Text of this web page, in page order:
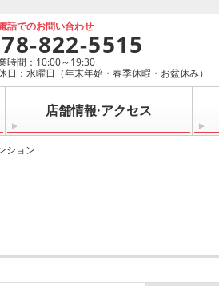
話でのお問い合わせ
822-5515
時間：10:00～19:30
日：水曜日（年末年始・春季休暇・お盆休み）
店舗情報·アクセス
ション